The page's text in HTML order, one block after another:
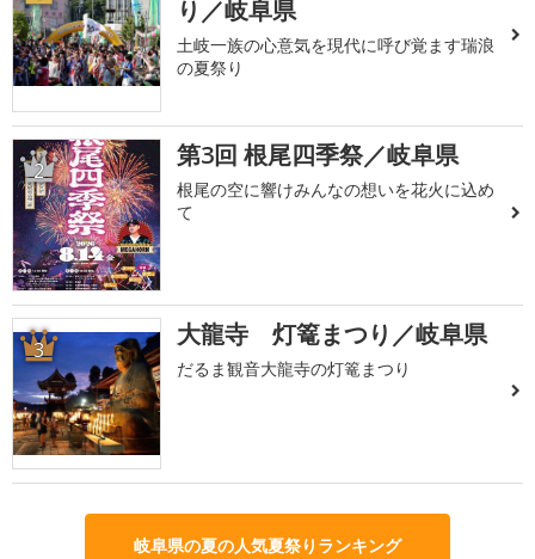
り／岐阜県
土岐一族の心意気を現代に呼び覚ます瑞浪
の夏祭り
2 第3回 根尾四季祭／岐阜県
根尾の空に響けみんなの想いを花火に込め
て
3 大龍寺 灯篭まつり／岐阜県
だるま観音大龍寺の灯篭まつり
岐阜県の夏の人気夏祭りランキング